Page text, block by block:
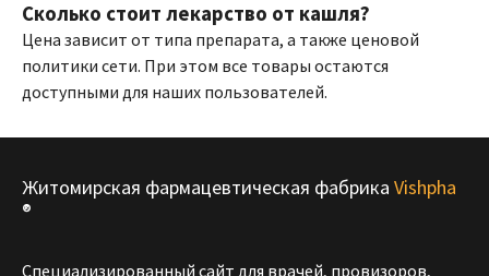
Сколько стоит лекарство от кашля?
Цена зависит от типа препарата, а также ценовой
политики сети. При этом все товары остаются
доступными для наших пользователей.
Житомирская фармацевтическая фабрика Vishpha
®
Специализированный сайт для врачей, провизоров,